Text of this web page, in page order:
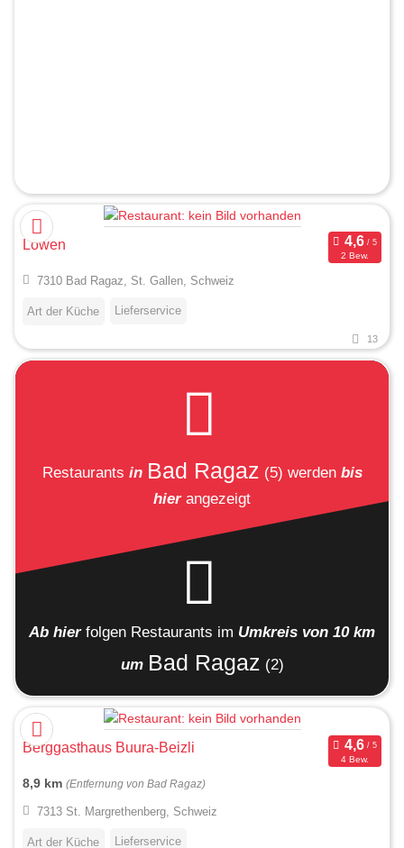
Löwen
2 Bew.
7310 Bad Ragaz, St. Gallen, Schweiz
Art der Küche Lieferservice
13
Restaurants in Bad Ragaz (5) werden bis
hierangezeigt
Ab hier folgen Restaurants im Umkreis von 10 km
um Bad Ragaz (2)
Berggasthaus Buura-Beizli
4 Bew.
8,9 km (Entfernung von Bad Ragaz)
7313 St. Margrethenberg, Schweiz
Art der Küche Lieferservice